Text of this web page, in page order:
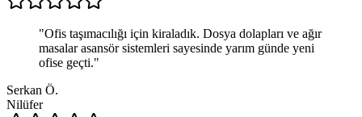
"Ofis taşımacılığı için kiraladık. Dosya dolapları ve ağır
masalar asansör sistemleri sayesinde yarım günde yeni
ofise geçti."
Serkan Ö.
Nilüfer